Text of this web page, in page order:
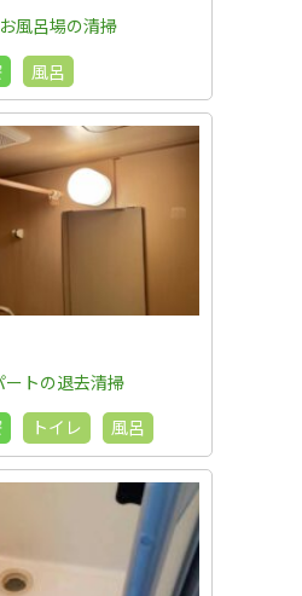
呂場の清掃
風呂
ートの退去清掃
トイレ 風呂